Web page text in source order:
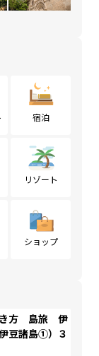
宿泊
リゾート
ショップ
き方 島旅 伊
豆諸島①）３